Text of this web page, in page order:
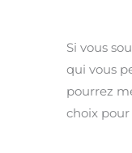
Si vous
qui vous
pourrez
choix